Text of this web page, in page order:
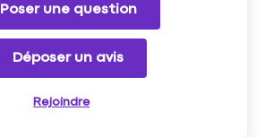
Poser une question
Déposer un avis
Rejoindre